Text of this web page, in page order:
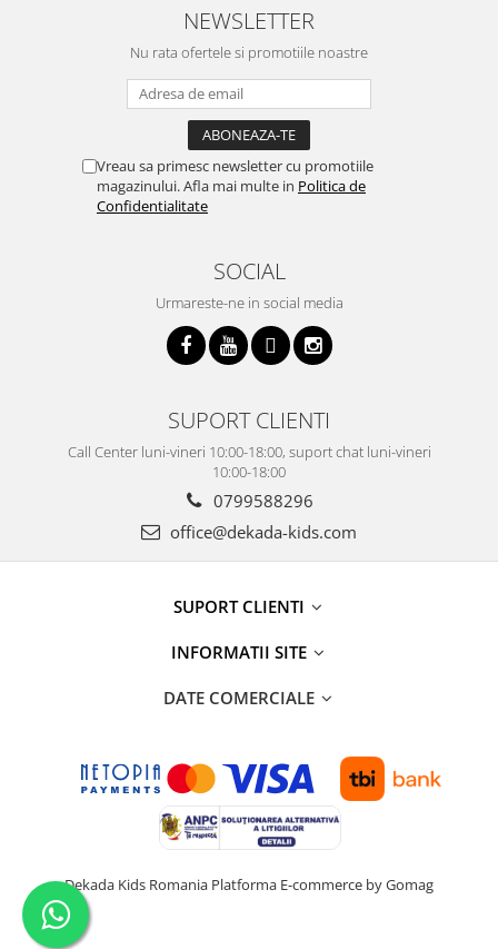
NEWSLETTER
Nu rata ofertele si promotiile noastre
Vreau sa primesc newsletter cu promotiile
magazinului. Afla mai multe in Politica de
Confidentialitate
SOCIAL
Urmareste-ne in social media
SUPORT CLIENTI
Call Center luni-vineri 10:00-18:00, suport chat luni-vineri
10:00-18:00
0799588296
office@dekada-kids.com
SUPORT CLIENTI
INFORMATII SITE
DATE COMERCIALE
Dekada Kids Romania Platforma E-commerce by Gomag